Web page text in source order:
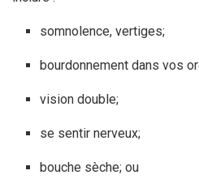
somnolence, vertiges;
bourdonnement dans vos
vision double;
se sentir nerveux;
bouche sèche; ou